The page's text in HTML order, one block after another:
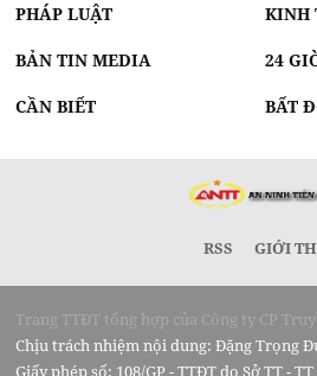
PHÁP LUẬT KINH
BẢN TIN MEDIA 24
CẦN BIẾT BẤT
RSS GIỚI
Trang TTĐT tổng hợp của Công ty CP
Chịu trách nhiệm nội dung: Đặng Trọng
Giấy phép số: 108/GP - TTĐT do Sở TT -